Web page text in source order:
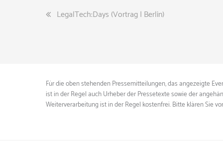
Beitragsnavigation
LegalTech:Days (Vortrag | Berlin)
Für die oben stehenden Pressemitteilungen, das angezeigte
ist in der Regel auch Urheber der Pressetexte sowie der
Weiterverarbeitung ist in der Regel kostenfrei. Bitte klären Sie